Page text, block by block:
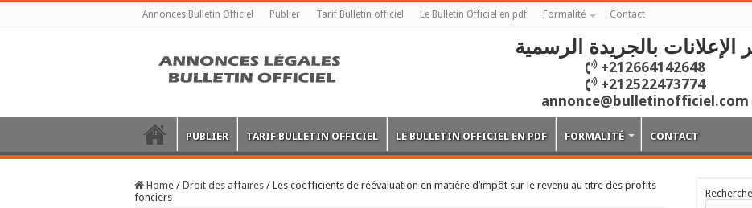
Annonces Bulletin Officiel Publier Tarif Bulletin officiel Le Bulletin Officiel en pdf Formalité Contact
الإعلانات بالجريدة الرسمية
+212664142648
+212522473774
annonce@bulletinofficiel.com
PUBLIER TARIF BULLETIN OFFICIEL LE BULLETIN OFFICIEL EN PDF FORMALITÉ CONTACT
Home / Droit des affaires / Les coefficients de réévaluation en matière d’impôt sur le revenu au titre des profits
fonciers